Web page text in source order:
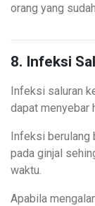
orang yang
8. Infeksi
Infeksi saluran
dapat menyebar
Infeksi berulang
pada ginjal
waktu.
Apabila